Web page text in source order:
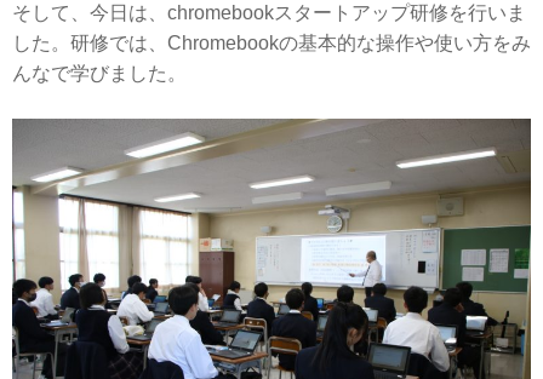
そして、今日は、chromebookスタートアップ研修を行いま
した。研修では、Chromebookの基本的な操作や使い方をみ
んなで学びました。